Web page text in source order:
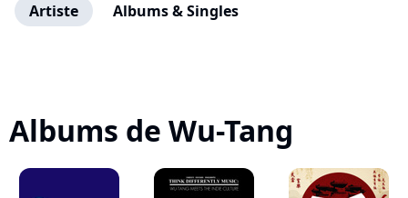
Artiste Albums & Singles
Albums de Wu-Tang